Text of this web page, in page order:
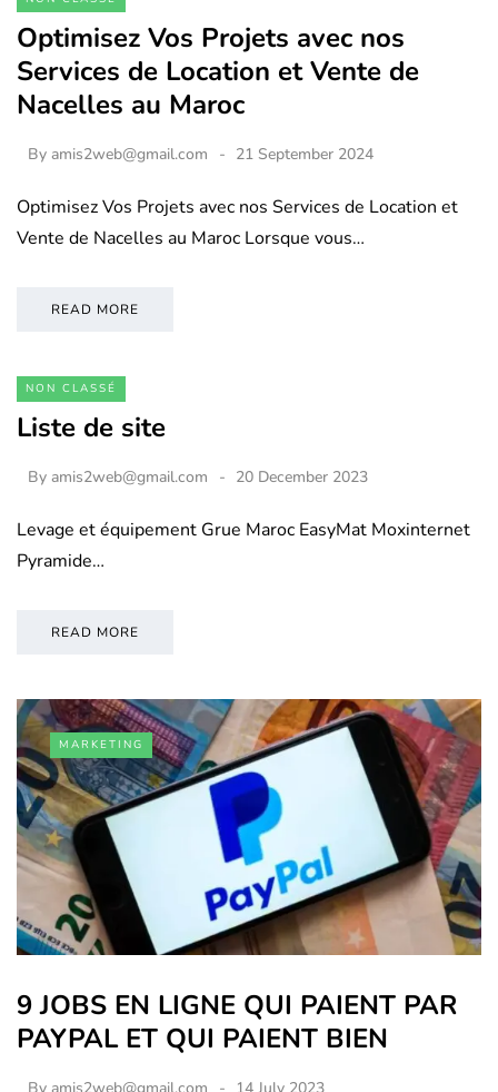
Optimisez Vos Projets avec nos
Services de Location et Vente de
Nacelles au Maroc
By amis2web@gmail.com 21 September 2024
Optimisez Vos Projets avec nos Services de Location et
Vente de Nacelles au Maroc Lorsque vous…
READ MORE
NON CLASSÉ
Liste de site
By amis2web@gmail.com 20 December 2023
Levage et équipement Grue Maroc EasyMat Moxinternet
Pyramide…
READ MORE
MARKETING
9 JOBS EN LIGNE QUI PAIENT PAR
PAYPAL ET QUI PAIENT BIEN